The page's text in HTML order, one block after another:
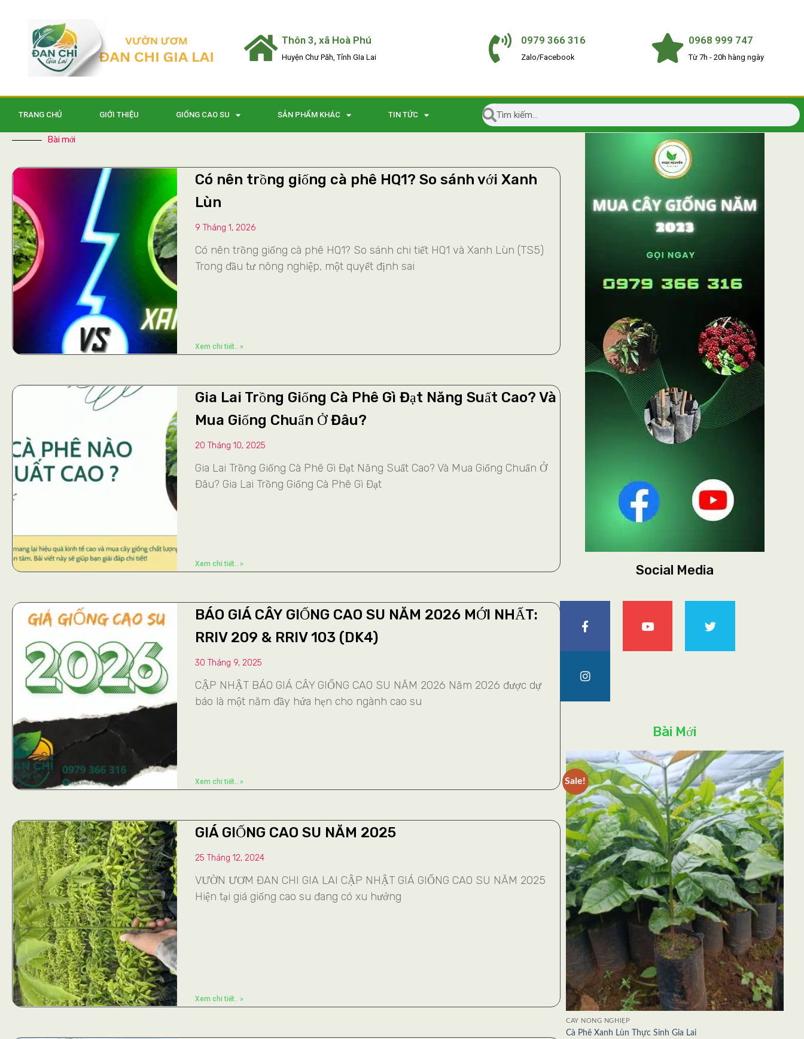
Thôn 3, xã Hoà Phú
Huyện Chư Păh, Tỉnh GIa Lai
0979 366 316
Zalo/Facebook
0968 999 747
Từ 7h - 20h hàng ngày
TRANG CHỦ GIỚI THIỆU GIỐNG CAO SU SẢN PHẨM KHÁC TIN TỨC
Bài mới
Có nên trồng giống cà phê HQ1? So sánh với Xanh
Lùn
9 Tháng 1, 2026
Có nên trồng giống cà phê HQ1? So sánh chi tiết HQ1 và Xanh Lùn (TS5)
Trong đầu tư nông nghiệp, một quyết định sai
Xem chi tiết.. »
Gia Lai Trồng Giống Cà Phê Gì Đạt Năng Suất Cao? Và
Mua Giống Chuẩn Ở Đâu?
20 Tháng 10, 2025
Gia Lai Trồng Giống Cà Phê Gì Đạt Năng Suất Cao? Và Mua Giống Chuẩn Ở
Đâu? Gia Lai Trồng Giống Cà Phê Gì Đạt
Xem chi tiết.. »
BÁO GIÁ CÂY GIỐNG CAO SU NĂM 2026 MỚI NHẤT:
RRIV 209 & RRIV 103 (DK4)
30 Tháng 9, 2025
CẬP NHẬT BÁO GIÁ CÂY GIỐNG CAO SU NĂM 2026 Năm 2026 được dự
báo là một năm đầy hứa hẹn cho ngành cao su
Xem chi tiết.. »
GIÁ GIỐNG CAO SU NĂM 2025
25 Tháng 12, 2024
VƯỜN ƯƠM ĐAN CHI GIA LAI CẬP NHẬT GIÁ GIỐNG CAO SU NĂM 2025
Hiện tại giá giống cao su đang có xu hướng
Xem chi tiết.. »
Social Media
Bài Mới
Sale!
CÂY NÔNG NGHIỆP
Cà Phê Xanh Lùn Thực Sinh Gia Lai